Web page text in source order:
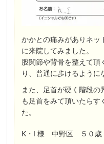
かかとの痛みがありネッ
に来院してみました。
股関節や背骨を整えて頂
り、普通に歩けるように
また、足首が硬く階段
も足首をみて頂いたらす
た。
K・I 様 中野区 ５０歳